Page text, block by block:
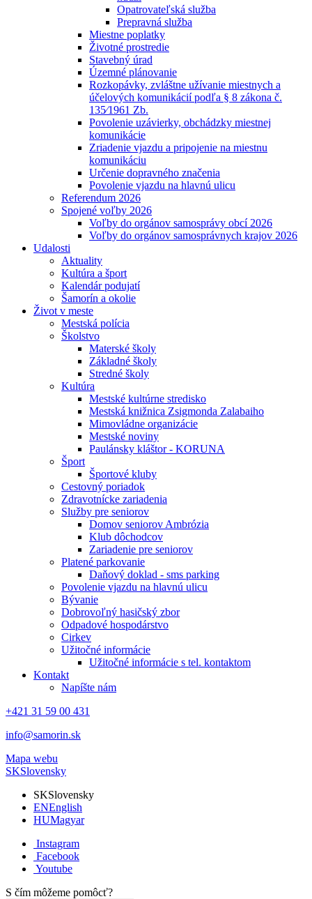
Opatrovateľská služba
Prepravná služba
Miestne poplatky
Životné prostredie
Stavebný úrad
Územné plánovanie
Rozkopávky, zvláštne užívanie miestnych a
účelových komunikácií podľa § 8 zákona č.
135⁄1961 Zb.
Povolenie uzávierky, obchádzky miestnej
komunikácie
Zriadenie vjazdu a pripojenie na miestnu
komunikáciu
Určenie dopravného značenia
Povolenie vjazdu na hlavnú ulicu
Referendum 2026
Spojené voľby 2026
Voľby do orgánov samosprávy obcí 2026
Voľby do orgánov samosprávnych krajov 2026
Udalosti
Aktuality
Kultúra a šport
Kalendár podujatí
Šamorín a okolie
Život v meste
Mestská polícia
Školstvo
Materské školy
Základné školy
Stredné školy
Kultúra
Mestské kultúrne stredisko
Mestská knižnica Zsigmonda Zalabaiho
Mimovládne organizácie
Mestské noviny
Paulánsky kláštor - KORUNA
Šport
Športové kluby
Cestovný poriadok
Zdravotnícke zariadenia
Služby pre seniorov
Domov seniorov Ambrózia
Klub dôchodcov
Zariadenie pre seniorov
Platené parkovanie
Daňový doklad - sms parking
Povolenie vjazdu na hlavnú ulicu
Bývanie
Dobrovoľný hasičský zbor
Odpadové hospodárstvo
Cirkev
Užitočné informácie
Užitočné informácie s tel. kontaktom
Kontakt
Napíšte nám
+421 31 59 00 431
info@samorin.sk
Mapa webu
SKSlovensky
SKSlovensky
ENEnglish
HUMagyar
Instagram
Facebook
Youtube
S čím môžeme pomôcť?